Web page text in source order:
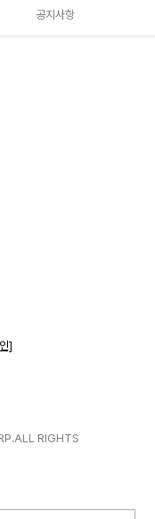
공지사항
]
RIGHTS